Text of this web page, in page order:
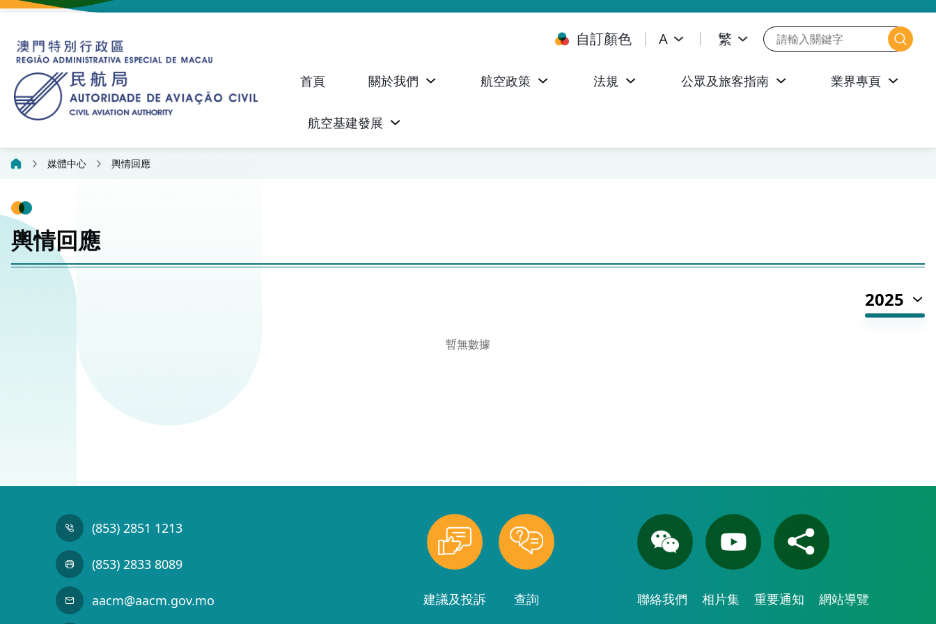
自訂顏色 A 繁
首頁 關於我們 航空政策 法規 公眾及旅客指南 業界專頁
航空基建發展
媒體中心 輿情回應
輿情回應
2025
暫無數據
(853) 2851 1213
(853) 2833 8089
aacm@aacm.gov.mo 建議及投訴 查詢 聯絡我們 相片集 重要通知 網站導覽